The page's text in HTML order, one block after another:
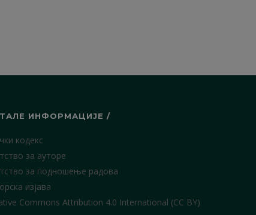
ИНФОРМАЦИЈЕ /
кодекс
за ауторе
за подношење радова
изјава
Commons Attribution 4.0 International (CC BY)